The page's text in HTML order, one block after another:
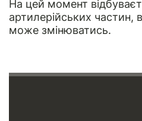
На цей момент
артилерійських частин,
може змінюватись.